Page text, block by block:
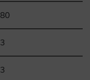
80
3
3